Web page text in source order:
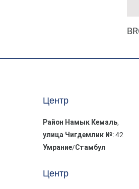
Центр
Район Намык Кемаль,
улица Чигдемлик №: 42
Умрание/Стамбул
Центр